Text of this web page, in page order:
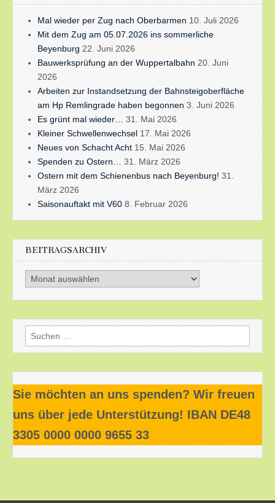
Mal wieder per Zug nach Oberbarmen 10. Juli 2026
Mit dem Zug am 05.07.2026 ins sommerliche
Beyenburg 22. Juni 2026
Bauwerksprüfung an der Wuppertalbahn 20. Juni
2026
Arbeiten zur Instandsetzung der Bahnsteigoberfläche
am Hp Remlingrade haben begonnen 3. Juni 2026
Es grünt mal wieder… 31. Mai 2026
Kleiner Schwellenwechsel 17. Mai 2026
Neues von Schacht Acht 15. Mai 2026
Spenden zu Ostern… 31. März 2026
Ostern mit dem Schienenbus nach Beyenburg! 31.
März 2026
Saisonauftakt mit V60 8. Februar 2026
BEITRAGSARCHIV
Beitragsarchiv
Suchen
nach:
Sie möchten an uns spenden? Wir freuen
uns über jede Unterstützung! IBAN DE48
3305 0000 0000 9655 33